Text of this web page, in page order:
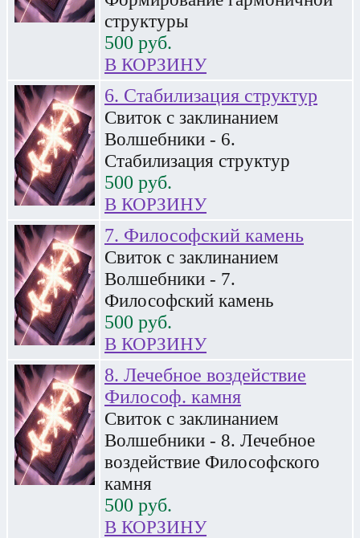
структуры
500 руб.
В КОРЗИНУ
6. Стабилизация структур
Свиток с заклинанием
Волшебники - 6.
Стабилизация структур
500 руб.
В КОРЗИНУ
7. Философский камень
Свиток с заклинанием
Волшебники - 7.
Философский камень
500 руб.
В КОРЗИНУ
8. Лечебное воздействие
Философ. камня
Свиток с заклинанием
Волшебники - 8. Лечебное
воздействие Философского
камня
500 руб.
В КОРЗИНУ